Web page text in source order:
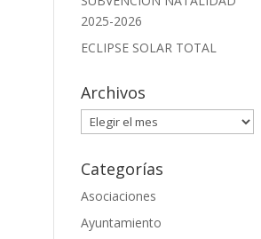
2025-2026
ECLIPSE SOLAR TOTAL
Archivos
Archivos
Categorías
Asociaciones
Ayuntamiento